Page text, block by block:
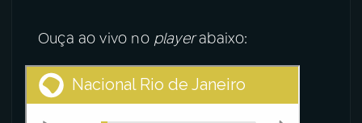
Ouça ao vivo no playerabaixo: